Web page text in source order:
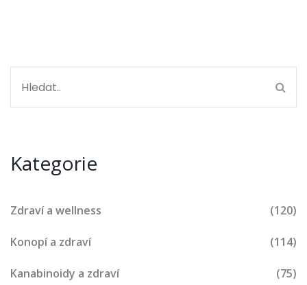
Kategorie
Zdraví a wellness (120)
Konopí a zdraví (114)
Kanabinoidy a zdraví (75)